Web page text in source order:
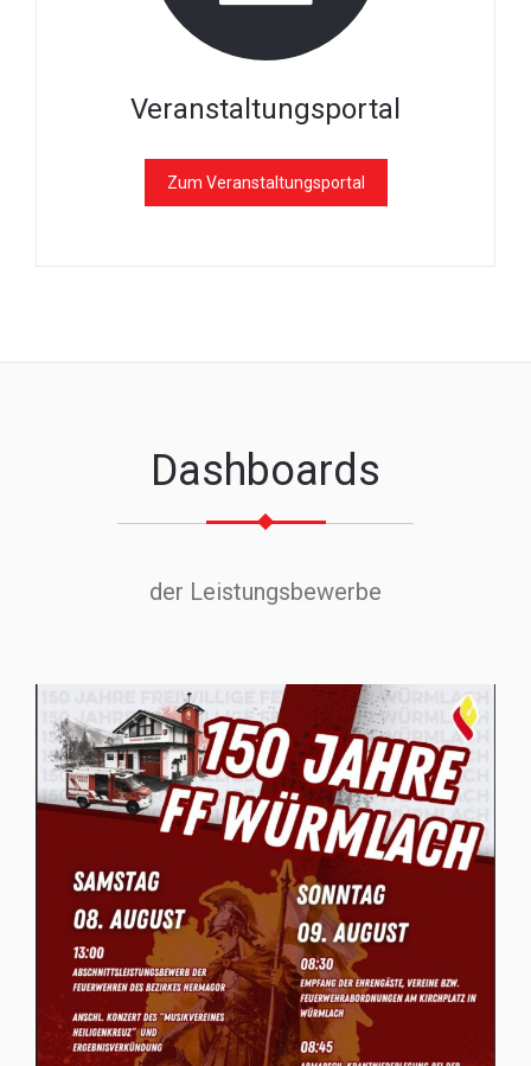
Veranstaltungsportal
Zum Veranstaltungsportal
Dashboards
der Leistungsbewerbe